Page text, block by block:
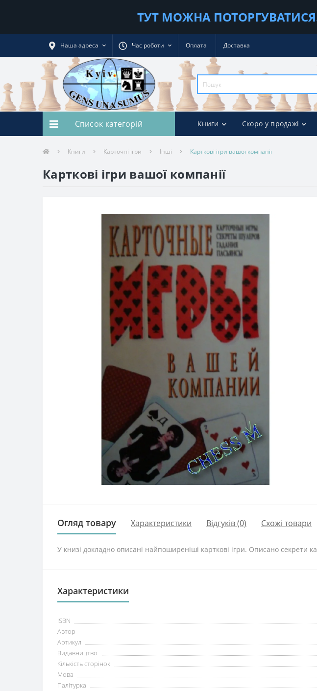
ТУТ МОЖНА
Наша адреса Час роботи Оплата Доставка
Список категорій Книги Скоро у продажі
Книги Карточні ігри Інші Карткові ігри вашої компанії
Карткові ігри вашої компанії
Огляд товару Характеристики Відгуків (0) Схожі товари
У книзі докладно описані найпоширеніші карткові ігри. Описано секрети
Характеристики
ISBN
Автор
Артикул
Видавництво
Кількість сторінок
Мова
Палітурка